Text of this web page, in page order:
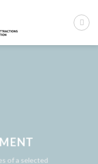
content
of a selected